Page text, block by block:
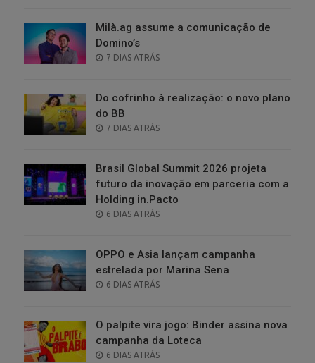
Milà.ag assume a comunicação de
Domino’s
POSTED
7 DIAS ATRÁS
Do cofrinho à realização: o novo plano
do BB
POSTED
7 DIAS ATRÁS
Brasil Global Summit 2026 projeta
futuro da inovação em parceria com a
Holding in.Pacto
POSTED
6 DIAS ATRÁS
OPPO e Asia lançam campanha
estrelada por Marina Sena
POSTED
6 DIAS ATRÁS
O palpite vira jogo: Binder assina nova
campanha da Loteca
POSTED
6 DIAS ATRÁS